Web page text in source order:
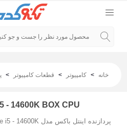
خانه > کامپیوتر > قطعات کامپیوتر >
- 14600K BOX CPU
پردازنده اینتل باکس مدل Core i5 - 14600K